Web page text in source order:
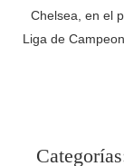
Chelsea, en el
Liga de